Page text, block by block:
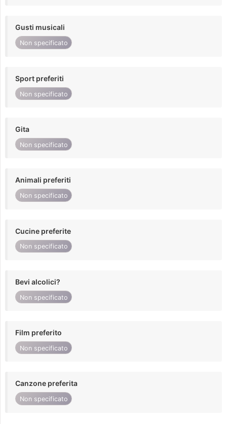
Gusti musicali
Non specificato
Sport preferiti
Non specificato
Gita
Non specificato
Animali preferiti
Non specificato
Cucine preferite
Non specificato
Bevi alcolici?
Non specificato
Film preferito
Non specificato
Canzone preferita
Non specificato